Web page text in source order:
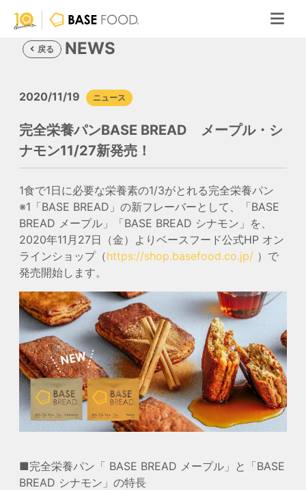
戻る NEWS
2020/11/19 ニュース
完全栄養パンBASE BREAD メープル・シ
ナモン11/27新発売！
1食で1日に必要な栄養素の1/3がとれる完全栄養パン
※1 「BASE BREAD」の新フレーバーとして、
「BASE
BREAD メープル」「BASE BREAD シナモン」 を、
2020年11月27日（金）よりベースフード公式HP オン
ラインショップ（https://shop.basefood.co.jp/ ）で
発売開始します。
■完全栄養パン「 BASE BREAD メープル」と「BASE
BREAD シナモン」の特長